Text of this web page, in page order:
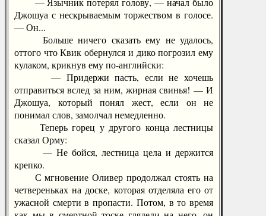
Джошуа с нескрываемым торжеством в голосе.
— Он...
Больше ничего сказать ему не удалось,
оттого что Квик обернулся и дико погрозил ему
кулаком, крикнув ему по-английски:
— Придержи пасть, если не хочешь
отправиться вслед за ним, жирная свинья! — И
Джошуа, который понял жест, если он не
понимал слов, замолчал немедленно.
Теперь горец у другого конца лестницы
сказал Орму:
— Не бойся, лестница цела и держится
крепко.
С мгновение Оливер продолжал стоять на
четвереньках на доске, которая отделяла его от
ужасной смерти в пропасти. Потом, в то время